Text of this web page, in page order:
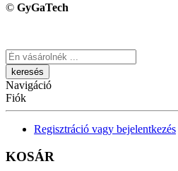
© GyGaTech
Keresés
Navigáció
Fiók
Regisztráció vagy bejelentkezés
KOSÁR